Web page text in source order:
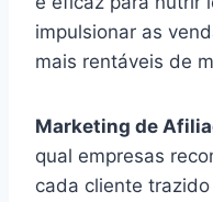
impulsionar as
mais rentáveis de
Marketing de
qual empresas
cada cliente